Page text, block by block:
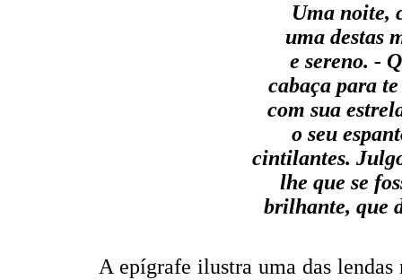
Uma noite,
uma destas
e sereno. -
cabaça para
com sua
o seu
cintilantes.
lhe que se
brilhante, que
A epígrafe ilustra uma das